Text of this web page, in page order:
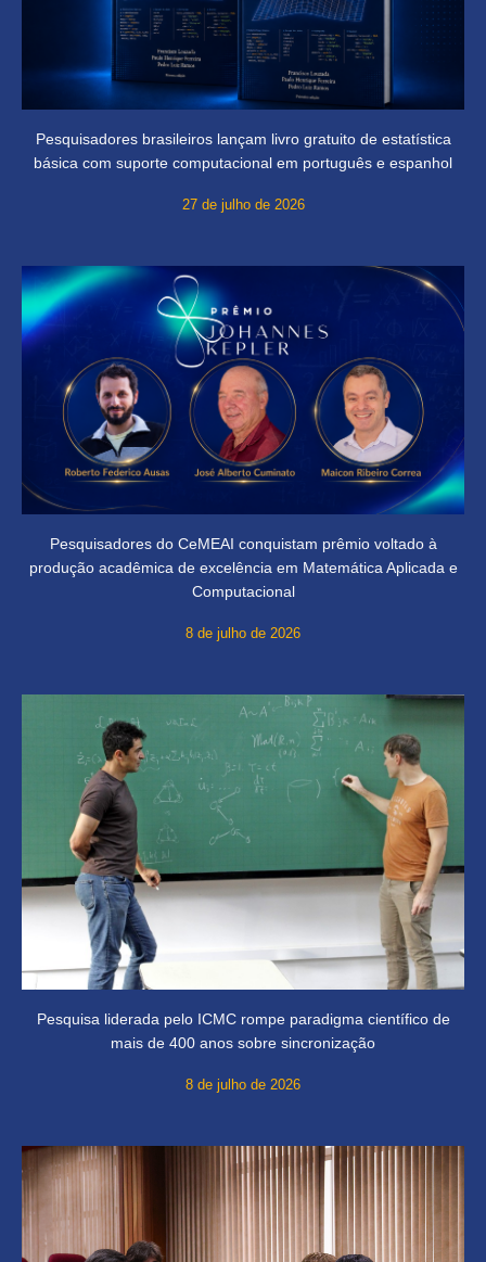
Pesquisadores brasileiros lançam livro gratuito de estatística
básica com suporte computacional em português e espanhol
27 de julho de 2026
Pesquisadores do CeMEAI conquistam prêmio voltado à
produção acadêmica de excelência em Matemática Aplicada e
Computacional
8 de julho de 2026
Pesquisa liderada pelo ICMC rompe paradigma científico de
mais de 400 anos sobre sincronização
8 de julho de 2026